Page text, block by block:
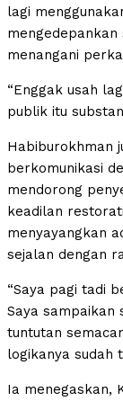
lagi
menangani
“Enggak usah
publik itu
Habiburokhman
berkomunikasi
mendorong
keadilan
menyayangkan
sejalan dengan
“Saya pagi tadi
Saya sampaikan
tuntutan
logikanya sudah
Ia menegaskan,